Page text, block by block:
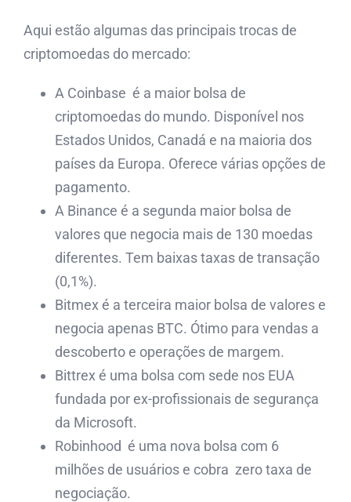
Aqui estão algumas das principais trocas de
criptomoedas do mercado:
A Coinbase é a maior bolsa de
criptomoedas do mundo. Disponível nos
Estados Unidos, Canadá e na maioria dos
países da Europa. Oferece várias opções de
pagamento.
A Binance é a segunda maior bolsa de
valores que negocia mais de 130 moedas
diferentes. Tem baixas taxas de transação
(0,1%).
Bitmex é a terceira maior bolsa de valores e
negocia apenas BTC. Ótimo para vendas a
descoberto e operações de margem.
Bittrex é uma bolsa com sede nos EUA
fundada por ex-profissionais de segurança
da Microsoft.
Robinhood é uma nova bolsa com 6
milhões de usuários e cobra zero taxa de
negociação.